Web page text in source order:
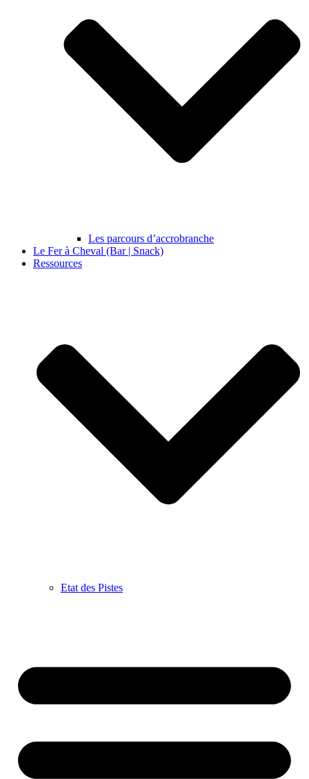
Les parcours d’accrobranche
Le Fer à Cheval (Bar | Snack)
Ressources
Etat des Pistes